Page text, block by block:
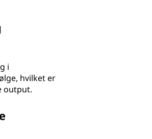
i
hvilket er
output.